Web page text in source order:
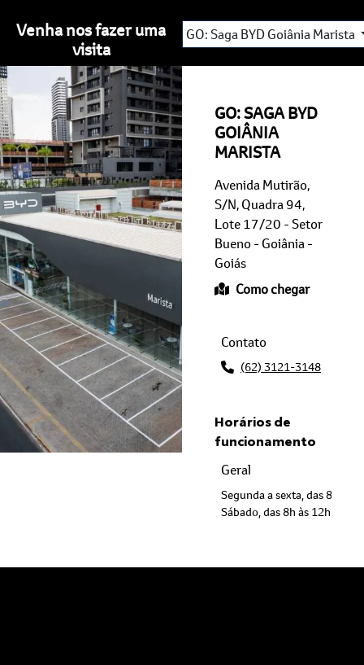
visita
GOIÂNIA
MARISTA
Avenida Mutirão,
Lote 17/20 - Setor
Bueno - Goiânia -
Goiás
Como chegar
(62) 3121-3148
Geral
Segunda a sexta, das 8h às